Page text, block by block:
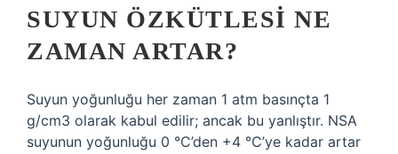
SUYUN ÖZKÜTLESI NE
ZAMAN ARTAR?
Suyun yoğunluğu her zaman 1 atm basınçta 1
g/cm3 olarak kabul edilir; ancak bu yanlıştır. NSA
suyunun yoğunluğu 0 °C’den +4 °C’ye kadar artar